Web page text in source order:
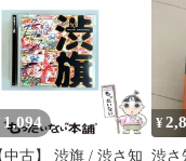
1,094
中古】 渋旗 / 渋さ知
¥
渋さ